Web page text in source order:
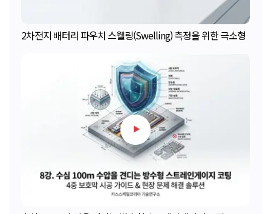
2차전지 배터리 파우치 스웰링(Swelling) 측정을 위한 극소형